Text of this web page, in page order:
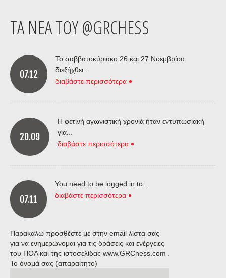
ΤΑ ΝΕΑ ΤΟΥ @GRCHESS
07.12
Το σαββατοκύριακο 26 και 27 Νοεμβρίου
διεξήχθει...
διαβάστε περισσότερα
20.09
Η φετινή αγωνιστική χρονιά ήταν εντυπωσιακή
για...
διαβάστε περισσότερα
07.11
You need to be logged in to...
διαβάστε περισσότερα
Παρακαλώ προσθέστε με στην email λίστα σας
για να ενημερώνομαι για τις δράσεις και ενέργειες
του ΠΟΑ και της ιστοσελίδας www.GRChess.com .
Το όνομά σας (απαραίτητο)